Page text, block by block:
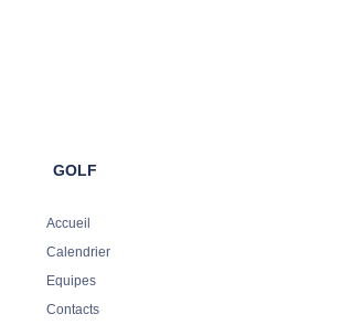
GOLF
Accueil
Calendrier
Equipes
Contacts